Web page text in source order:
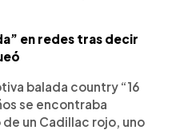
en redes tras decir
balada country “16
se encontraba
un Cadillac rojo, uno